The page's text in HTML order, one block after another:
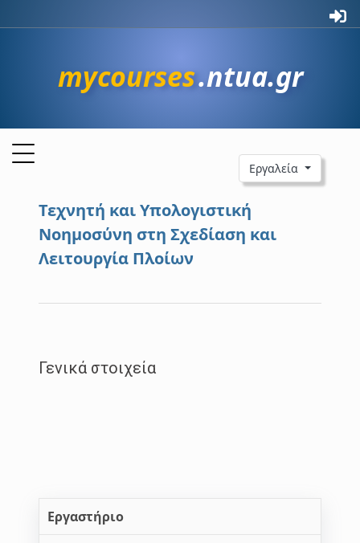
mycourses.ntua.gr
Εργαλεία
Τεχνητή και Υπολογιστική
Νοημοσύνη στη Σχεδίαση και
Λειτουργία Πλοίων
Γενικά στοιχεία
Εργαστήριο